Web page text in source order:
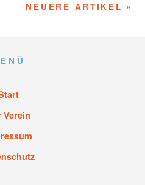
NEUERE ARTIKEL »
Verein